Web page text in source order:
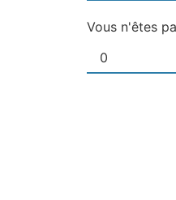
Vous n'êtes